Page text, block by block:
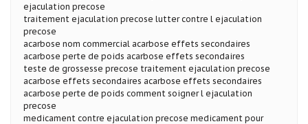
ejaculation precose
traitement ejaculation precose lutter contre l ejaculation
precose
acarbose nom commercial acarbose effets secondaires
acarbose perte de poids acarbose effets secondaires
teste de grossesse precose traitement ejaculation precose
acarbose effets secondaires acarbose effets secondaires
acarbose perte de poids comment soigner l ejaculation
precose
medicament contre ejaculation precose medicament pour